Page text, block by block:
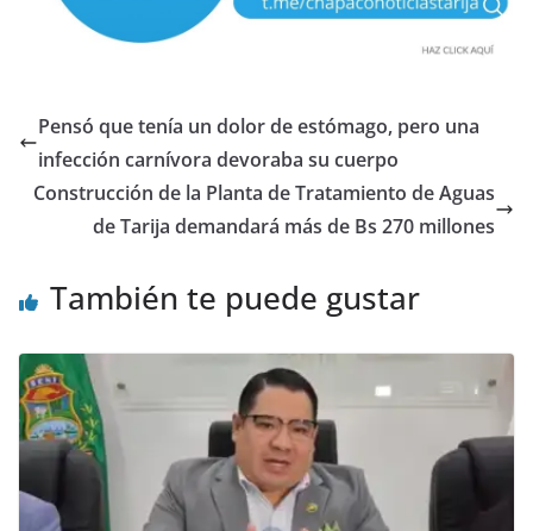
Pensó que tenía un dolor de estómago, pero una
infección carnívora devoraba su cuerpo
Construcción de la Planta de Tratamiento de Aguas
de Tarija demandará más de Bs 270 millones
También te puede gustar